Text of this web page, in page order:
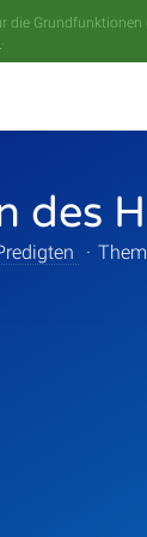
Grundfunktionen
.
des
·